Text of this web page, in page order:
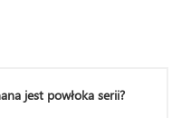
jest powłoka serii?